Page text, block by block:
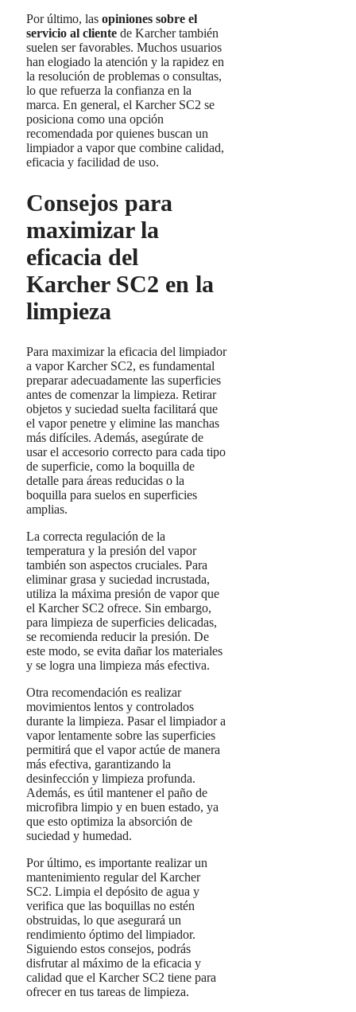
Por último, las opiniones sobre el
servicio al cliente de Karcher también
suelen ser favorables. Muchos usuarios
han elogiado la atención y la rapidez en
la resolución de problemas o consultas,
lo que refuerza la confianza en la
marca. En general, el Karcher SC2 se
posiciona como una opción
recomendada por quienes buscan un
limpiador a vapor que combine calidad,
eficacia y facilidad de uso.
Consejos para
maximizar la
eficacia del
Karcher SC2 en la
limpieza
Para maximizar la eficacia del limpiador
a vapor Karcher SC2, es fundamental
preparar adecuadamente las superficies
antes de comenzar la limpieza. Retirar
objetos y suciedad suelta facilitará que
el vapor penetre y elimine las manchas
más difíciles. Además, asegúrate de
usar el accesorio correcto para cada tipo
de superficie, como la boquilla de
detalle para áreas reducidas o la
boquilla para suelos en superficies
amplias.
La correcta regulación de la
temperatura y la presión del vapor
también son aspectos cruciales. Para
eliminar grasa y suciedad incrustada,
utiliza la máxima presión de vapor que
el Karcher SC2 ofrece. Sin embargo,
para limpieza de superficies delicadas,
se recomienda reducir la presión. De
este modo, se evita dañar los materiales
y se logra una limpieza más efectiva.
Otra recomendación es realizar
movimientos lentos y controlados
durante la limpieza. Pasar el limpiador a
vapor lentamente sobre las superficies
permitirá que el vapor actúe de manera
más efectiva, garantizando la
desinfección y limpieza profunda.
Además, es útil mantener el paño de
microfibra limpio y en buen estado, ya
que esto optimiza la absorción de
suciedad y humedad.
Por último, es importante realizar un
mantenimiento regular del Karcher
SC2. Limpia el depósito de agua y
verifica que las boquillas no estén
obstruidas, lo que asegurará un
rendimiento óptimo del limpiador.
Siguiendo estos consejos, podrás
disfrutar al máximo de la eficacia y
calidad que el Karcher SC2 tiene para
ofrecer en tus tareas de limpieza.